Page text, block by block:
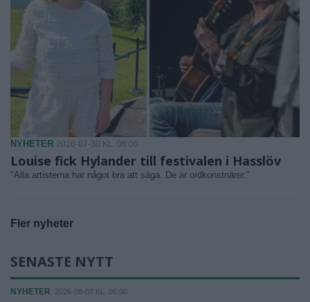
NYHETER 2026-07-30 KL. 06:00
Louise fick Hylander till festivalen i Hasslöv
"Alla artisterna har något bra att säga. De är ordkonstnärer."
Fler nyheter
SENASTE NYTT
NYHETER 2026-08-07 KL. 06:00